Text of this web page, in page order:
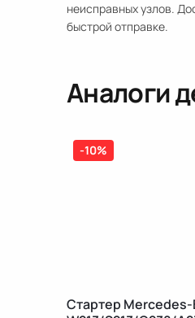
неисправных узлов.
быстрой отправке.
Аналоги
-10%
Стартер Mercedes-